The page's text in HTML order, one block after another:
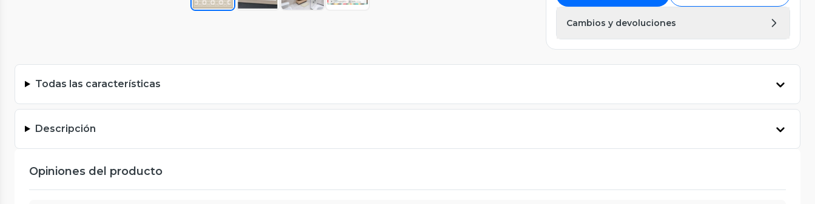
Cambios y devoluciones
Todas las características
Descripción
Opiniones del producto